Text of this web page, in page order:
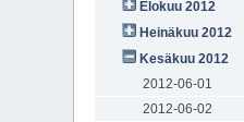
Elokuu 2012
Heinäkuu 2012
Kesäkuu 2012
2012-06-01
2012-06-02